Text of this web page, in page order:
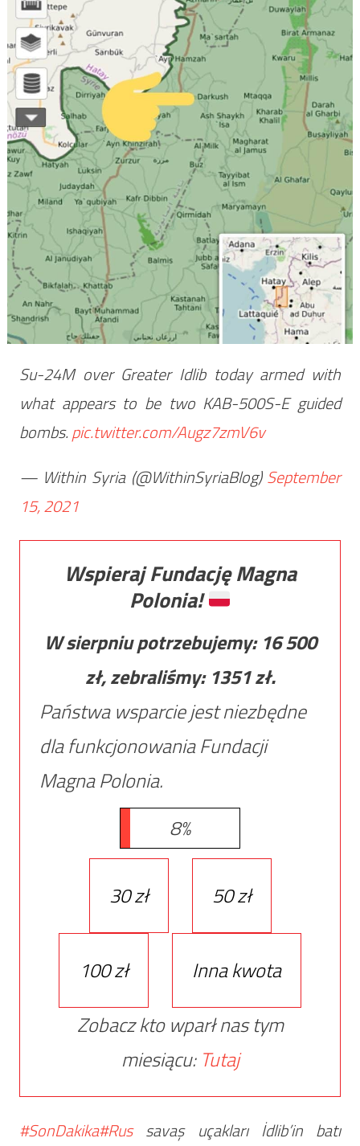
Su-24M over Greater Idlib today armed with
what appears to be two KAB-500S-E guided
bombs.pic.twitter.com/Augz7zmV6v
— Within Syria (@WithinSyriaBlog)September
15, 2021
Wspieraj Fundację Magna
Polonia!
W sierpniu potrzebujemy: 16 500
zł, zebraliśmy: 1351zł.
Państwa wsparcie jest niezbędne
dla funkcjonowania Fundacji
Magna Polonia.
8%
30 zł 50 zł
100 zł
Inna kwota
Zobacz kto wparł nas tym
miesiącu: Tutaj
#SonDakika#Russavaş uçakları İdlib’in batı